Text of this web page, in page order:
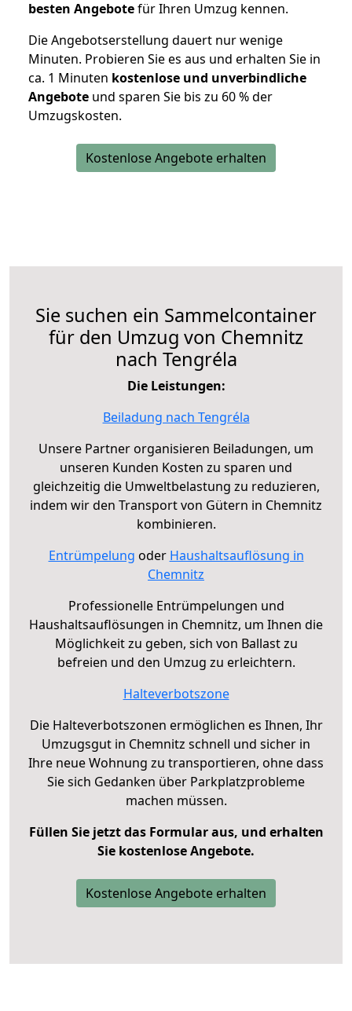
besten Angebotefür Ihren Umzug kennen.
Die Angebotserstellung dauert nur wenige
Minuten. Probieren Sie es aus und erhalten Sie in
ca. 1 Minuten kostenlose und unverbindliche
Angebote und sparen Sie bis zu 60 % der
Umzugskosten.
Kostenlose Angebote erhalten
Sie suchen ein Sammelcontainer
für den Umzug von Chemnitz
nach Tengréla
Die Leistungen:
Beiladung nach Tengréla
Unsere Partner organisieren Beiladungen, um
unseren Kunden Kosten zu sparen und
gleichzeitig die Umweltbelastung zu reduzieren,
indem wir den Transport von Gütern in Chemnitz
kombinieren.
Entrümpelung oder Haushaltsauflösung in
Chemnitz
Professionelle Entrümpelungen und
Haushaltsauflösungen in Chemnitz, um Ihnen die
Möglichkeit zu geben, sich von Ballast zu
befreien und den Umzug zu erleichtern.
Halteverbotszone
Die Halteverbotszonen ermöglichen es Ihnen, Ihr
Umzugsgut in Chemnitz schnell und sicher in
Ihre neue Wohnung zu transportieren, ohne dass
Sie sich Gedanken über Parkplatzprobleme
machen müssen.
Füllen Sie jetzt das Formular aus, und erhalten
Sie kostenlose Angebote.
Kostenlose Angebote erhalten